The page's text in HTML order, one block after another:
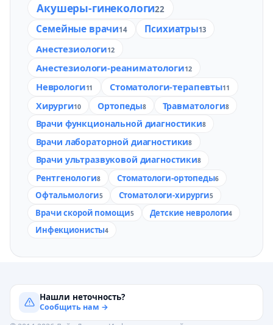
Акушеры-гинекологи22
Семейные врачи14 Психиатры13
Анестезиологи12
Анестезиологи-реаниматологи12
Неврологи11 Стоматологи-терапевты11
Хирурги10 Ортопеды8 Травматологи8
Врачи функциональной диагностики8
Врачи лабораторной диагностики8
Врачи ультразвуковой диагностики8
Рентгенологи8 Стоматологи-ортопеды6
Офтальмологи5 Стоматологи-хирурги5
Врачи скорой помощи5 Детские неврологи4
Инфекционисты4
Нашли неточность?
Сообщить нам →